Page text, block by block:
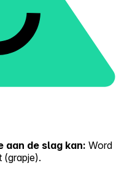
aan de slag kan: Word
(grapje).